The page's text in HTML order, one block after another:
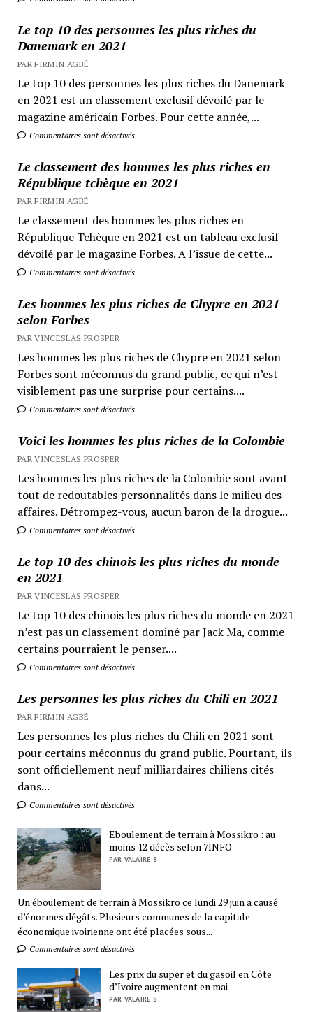
Le top 10 des personnes les plus riches du
Danemark en 2021
PAR FIRMIN AGBÉ
Le top 10 des personnes les plus riches du Danemark
en 2021 est un classement exclusif dévoilé par le
magazine américain Forbes. Pour cette année,...
Commentaires sont désactivés
Le classement des hommes les plus riches en
République tchèque en 2021
PAR FIRMIN AGBÉ
Le classement des hommes les plus riches en
République Tchèque en 2021 est un tableau exclusif
dévoilé par le magazine Forbes. A l’issue de cette...
Commentaires sont désactivés
Les hommes les plus riches de Chypre en 2021
selon Forbes
PAR VINCESLAS PROSPER
Les hommes les plus riches de Chypre en 2021 selon
Forbes sont méconnus du grand public, ce qui n’est
visiblement pas une surprise pour certains....
Commentaires sont désactivés
Voici les hommes les plus riches de la Colombie
PAR VINCESLAS PROSPER
Les hommes les plus riches de la Colombie sont avant
tout de redoutables personnalités dans le milieu des
affaires. Détrompez-vous, aucun baron de la drogue...
Commentaires sont désactivés
Le top 10 des chinois les plus riches du monde
en 2021
PAR VINCESLAS PROSPER
Le top 10 des chinois les plus riches du monde en 2021
n’est pas un classement dominé par Jack Ma, comme
certains pourraient le penser....
Commentaires sont désactivés
Les personnes les plus riches du Chili en 2021
PAR FIRMIN AGBÉ
Les personnes les plus riches du Chili en 2021 sont
pour certains méconnus du grand public. Pourtant, ils
sont officiellement neuf milliardaires chiliens cités
dans...
Commentaires sont désactivés
Eboulement de terrain à Mossikro : au
moins 12 décès selon 7INFO
PAR VALAIRE S
Un éboulement de terrain à Mossikro ce lundi 29 juin a causé
d’énormes dégâts. Plusieurs communes de la capitale
économique ivoirienne ont été placées sous...
Commentaires sont désactivés
Les prix du super et du gasoil en Côte
d’Ivoire augmentent en mai
PAR VALAIRE S